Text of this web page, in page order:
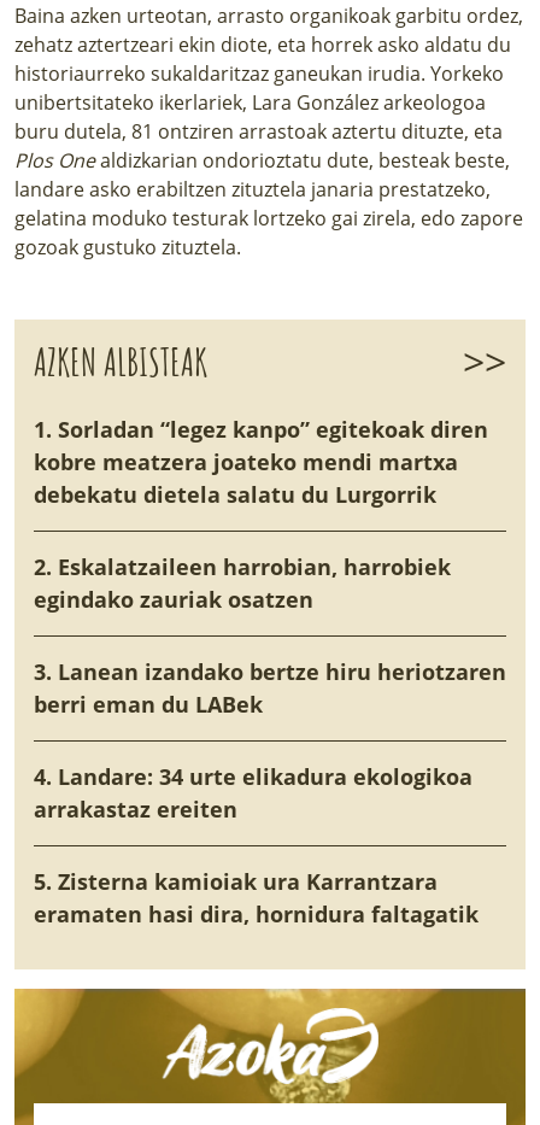
Baina azken urteotan, arrasto organikoak garbitu ordez,
zehatz aztertzeari ekin diote, eta horrek asko aldatu du
historiaurreko sukaldaritzaz ganeukan irudia. Yorkeko
unibertsitateko ikerlariek, Lara González arkeologoa
buru dutela, 81 ontziren arrastoak aztertu dituzte, eta
Plos Onealdizkarian ondorioztatu dute, besteak beste,
landare asko erabiltzen zituztela janaria prestatzeko,
gelatina moduko testurak lortzeko gai zirela, edo zapore
gozoak gustuko zituztela.
AZKEN ALBISTEAK >>
1. Sorladan “legez kanpo” egitekoak diren
kobre meatzera joateko mendi martxa
debekatu dietela salatu du Lurgorrik
2. Eskalatzaileen harrobian, harrobiek
egindako zauriak osatzen
3. Lanean izandako bertze hiru heriotzaren
berri eman du LABek
4. Landare: 34 urte elikadura ekologikoa
arrakastaz ereiten
5. Zisterna kamioiak ura Karrantzara
eramaten hasi dira, hornidura faltagatik